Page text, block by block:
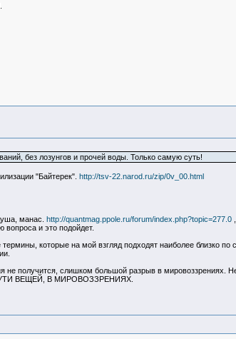
без лозунгов и прочей воды. Только самую суть!
"Байтерек". http://tsv-22.narod.ru/zip/0v_00.html
манас.
http://quantmag.ppole.ru/forum/index.php?topic=277.0,
вопроса и это подойдет.
которые на мой взгляд подходят наиболее близко
не получится, слишком большой разрыв в мировоззрениях.
ВЕЩЕЙ, В МИРОВОЗЗРЕНИЯХ.